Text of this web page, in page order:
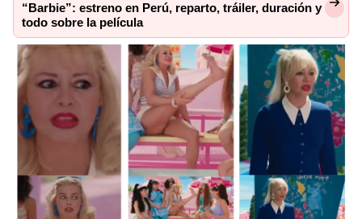
“Barbie”: estreno en Perú, reparto, tráiler, duración y
todo sobre la película